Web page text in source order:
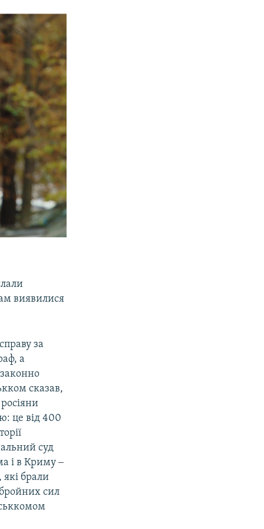
виявилися
за
а
сказав,
це від 400
суд
і в Криму ‒
брали
сил